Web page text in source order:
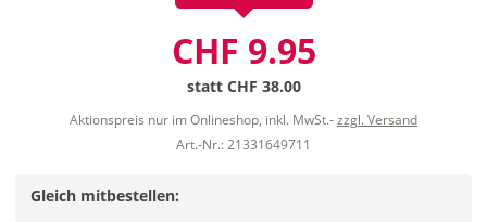
CHF 9.95
statt CHF 38.00
Aktionspreis nur im Onlineshop, inkl. MwSt.-zzgl. Versand
Art.-Nr.: 21331649711
Gleich mitbestellen: